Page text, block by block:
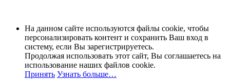
На данном сайте используются файлы cookie, чтобы
персонализировать контент и сохранить Ваш вход в
систему, если Вы зарегистрируетесь.
Продолжая использовать этот сайт, Вы соглашаетесь на
использование наших файлов cookie.
Принять Узнать больше…